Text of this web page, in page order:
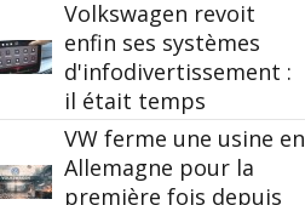
Volkswagen revoit
enfin ses systèmes
d'infodivertissement :
il était temps
VW ferme une usine en
Allemagne pour la
première fois depuis